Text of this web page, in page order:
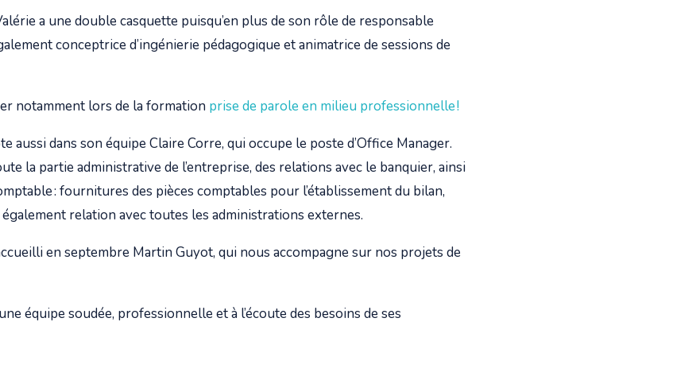
a une double casquette puisqu’en plus de son rôle de responsable
conceptrice d’ingénierie pédagogique et animatrice de sessions de
notamment lors de la formation prise de parole en milieu professionnelle !
aussi dans son équipe Claire Corre, qui occupe le poste d’Office Manager.
la partie administrative de l’entreprise, des relations avec le banquier, ainsi
: fournitures des pièces comptables pour l’établissement du bilan,
relation avec toutes les administrations externes.
en septembre Martin Guyot, qui nous accompagne sur nos projets de
équipe soudée, professionnelle et à l’écoute des besoins de ses